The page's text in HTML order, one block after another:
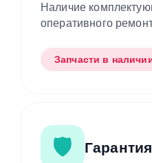
Наличие
оперативного
Запчасти в
🛡️